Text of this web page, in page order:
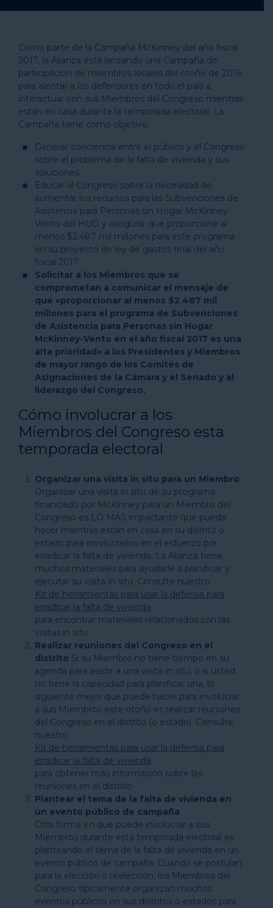
Como parte de la Campaña McKinney del año fiscal
2017, la Alianza está lanzando una Campaña de
participación de miembros locales del otoño de 2016
para alentar a los defensores en todo el país a
interactuar con sus Miembros del Congreso mientras
están en casa durante la temporada electoral. La
Campaña tiene como objetivo:
Generar conciencia entre el público y el Congreso
sobre el problema de la falta de vivienda y sus
soluciones;
Educar al Congreso sobre la necesidad de
aumentar los recursos para las Subvenciones de
Asistencia para Personas sin Hogar McKinney-
Vento del HUD y asegurar que proporcione al
menos $2.487 mil millones para este programa
en su proyecto de ley de gastos final del año
fiscal 2017
Solicitar a los Miembros que se
comprometan a comunicar el mensaje de
que «proporcionar al menos $2.487 mil
millones para el programa de Subvenciones
de Asistencia para Personas sin Hogar
McKinney-Vento en el año fiscal 2017 es una
alta prioridad» a los Presidentes y Miembros
de mayor rango de los Comités de
Asignaciones de la Cámara y el Senado y al
liderazgo del Congreso.
Cómo involucrar a los
Miembros del Congreso esta
temporada electoral
Organizar una visita in situ para un Miembro
Organizar una visita in situ de su programa
financiado por McKinney para un Miembro del
Congreso es LO MÁS impactante que puede
hacer mientras están en casa en su distrito o
estado para involucrarlos en el esfuerzo por
erradicar la falta de vivienda. La Alianza tiene
muchos materiales para ayudarle a planificar y
ejecutar su visita in situ. Consulte nuestro
Kit de herramientas para usar la defensa para
erradicar la falta de vivienda
para encontrar materiales relacionados con las
visitas in situ.
Realizar reuniones del Congreso en el
distrito Si su Miembro no tiene tiempo en su
agenda para asistir a una visita in situ, o si usted
no tiene la capacidad para planificar una, lo
siguiente mejor que puede hacer para involucrar
a sus Miembros este otoño es realizar reuniones
del Congreso en el distrito (o estado). Consulte
nuestro
Kit de herramientas para usar la defensa para
erradicar la falta de vivienda
para obtener más información sobre las
reuniones en el distrito.
Plantear el tema de la falta de vivienda en
un evento público de campaña
Otra forma en que puede involucrar a sus
Miembros durante esta temporada electoral es
planteando el tema de la falta de vivienda en un
evento público de campaña. Cuando se postulan
para la elección o reelección, los Miembros del
Congreso típicamente organizan muchos
eventos públicos en sus distritos o estados para